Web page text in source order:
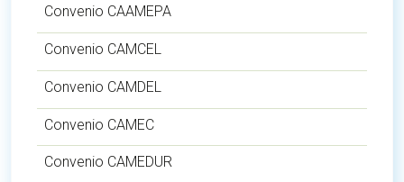
Convenio CAAMEPA
Convenio CAMCEL
Convenio CAMDEL
Convenio CAMEC
Convenio CAMEDUR